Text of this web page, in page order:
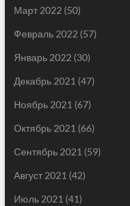
Март 2022 (50)
Февраль 2022 (57)
Январь 2022 (30)
Декабрь 2021 (47)
Ноябрь 2021 (67)
Октябрь 2021 (66)
Сентябрь 2021 (59)
Август 2021 (42)
Июль 2021 (41)